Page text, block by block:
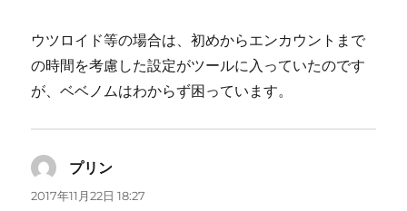
ウツロイド等の場合は、初めからエンカウントまで
の時間を考慮した設定がツールに入っていたのです
が、ベベノムはわからず困っています。
プリン
り:
2017年11月22日 18:27